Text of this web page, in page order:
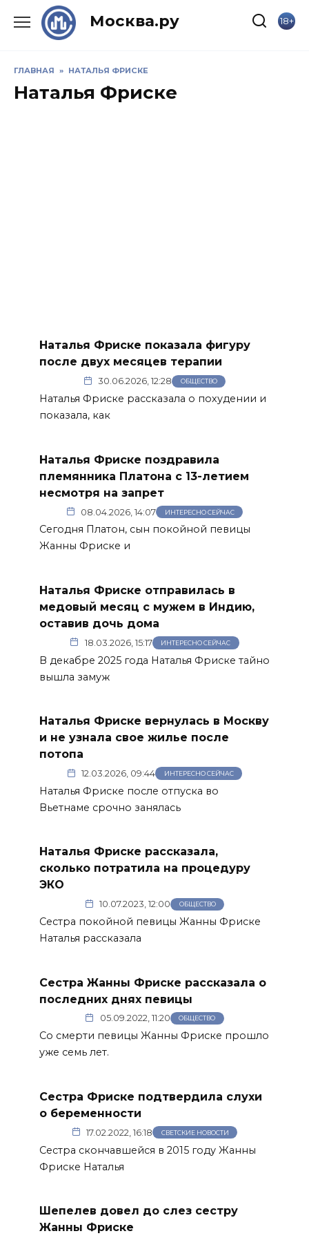
Москва.ру 18+
ГЛАВНАЯ » НАТАЛЬЯ ФРИСКЕ
Наталья Фриске
Наталья Фриске показала фигуру
после двух месяцев терапии
30.06.2026, 12:28 ОБЩЕСТВО
Наталья Фриске рассказала о похудении и
показала, как
Наталья Фриске поздравила
племянника Платона с 13-летием
несмотря на запрет
08.04.2026, 14:07 ИНТЕРЕСНО СЕЙЧАС
Сегодня Платон, сын покойной певицы
Жанны Фриске и
Наталья Фриске отправилась в
медовый месяц с мужем в Индию,
оставив дочь дома
18.03.2026, 15:17 ИНТЕРЕСНО СЕЙЧАС
В декабре 2025 года Наталья Фриске тайно
вышла замуж
Наталья Фриске вернулась в Москву
и не узнала свое жилье после
потопа
12.03.2026, 09:44 ИНТЕРЕСНО СЕЙЧАС
Наталья Фриске после отпуска во
Вьетнаме срочно занялась
Наталья Фриске рассказала,
сколько потратила на процедуру
ЭКО
10.07.2023, 12:00 ОБЩЕСТВО
Сестра покойной певицы Жанны Фриске
Наталья рассказала
Сестра Жанны Фриске рассказала о
последних днях певицы
05.09.2022, 11:20 ОБЩЕСТВО
Со смерти певицы Жанны Фриске прошло
уже семь лет.
Сестра Фриске подтвердила слухи
о беременности
17.02.2022, 16:18 СВЕТСКИЕ НОВОСТИ
Сестра скончавшейся в 2015 году Жанны
Фриске Наталья
Шепелев довел до слез сестру
Жанны Фриске